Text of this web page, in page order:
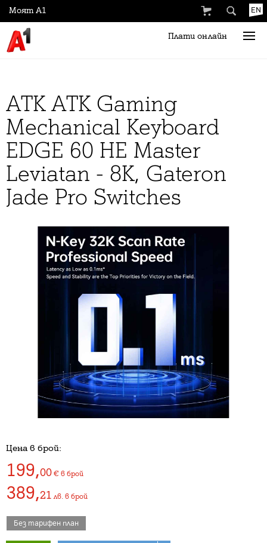
EN
Плати онлайн
Моят А1
ATK ATK Gaming
Mechanical Keyboard
EDGE 60 HE Master
Leviatan - 8K, Gateron
Jade Pro Switches
Цена в брой:
199,00 € в брой
389,21 лв. в брой
Без тарифен план